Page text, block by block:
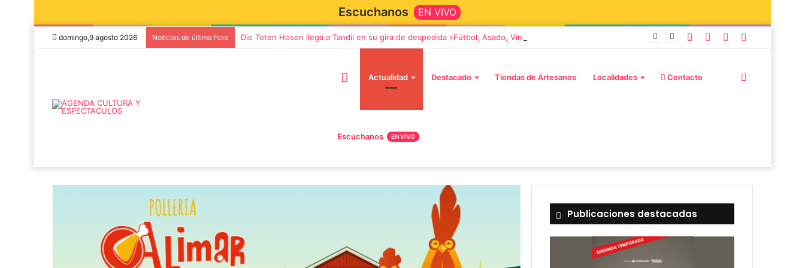
Escuchanos EN VIVO
domingo,9 agosto 2026 Noticias de última hora Die Toten Hosen llega a Tandil en su gira de despedida «Fútbol, Asado, Vino y Adiós Amigos»
Actualidad Destacado Tiendas de Artesanos Localidades Contacto
Escuchanos EN VIVO
Publicaciones destacadas